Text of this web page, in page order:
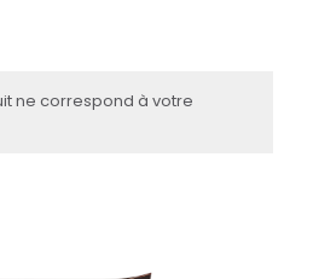
ne correspond à votre